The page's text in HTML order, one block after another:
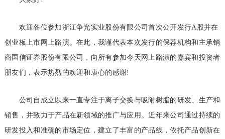
欢迎各位参加浙江争光实业股份有限公司首次公开发行A股并在
创业板上市网上路演。在此，我谨代表本次发行的保荐机构和主承销
商国信证券股份有限公司，向所有参加今天网上路演的嘉宾和投资者
朋友们，表示热烈的欢迎和衷心的感谢!
公司自成立以来一直专注于离子交换与吸附树脂的研发、生产和
销售，并致力于产品在新领域的推广与应用。近年来公司通过持续的
研发投入和准确的市场定位，建立了丰富的产品线，依托产品创新在